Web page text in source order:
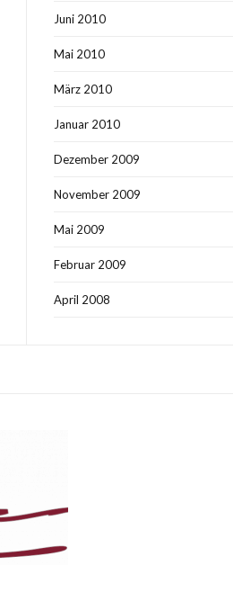
Juni 2010
Mai 2010
März 2010
Januar 2010
Dezember 2009
November 2009
Mai 2009
Februar 2009
April 2008